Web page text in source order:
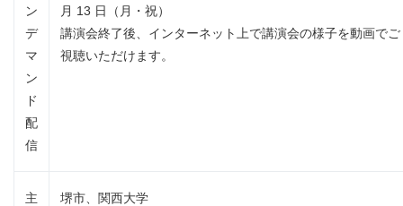
ン
デ
マ
ン
ド
配
信
月 13 日（月・祝）
講演会終了後、インターネット上で講演会の様子を動画でご
視聴いただけます。
主
堺市、関西大学